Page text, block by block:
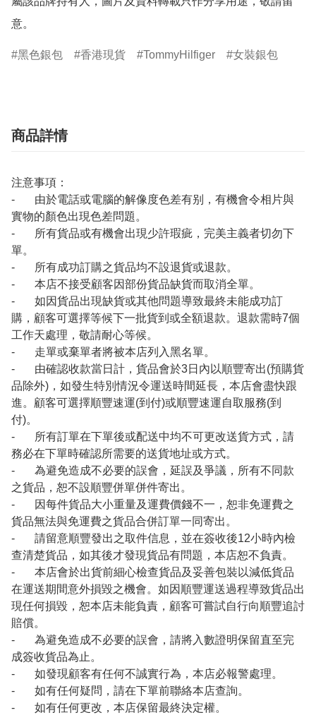
意。
黑色銀包 香港現貨 TommyHilfiger 女裝銀包
商品詳情
注意事項：
- 由於電話或電腦的解像度色差有别，有機會令相片與
實物的顏色出現色差問題。
- 所有貨品或有機會出現少許瑕疵，完美主義者切勿下
單。
- 所有成功訂購之貨品均不設退貨或退款。
- 本店不接受顧客因部份貨品缺貨而取消全單。
- 如因貨品出現缺貨或其他問題導致最終未能成功訂
購，顧客可選擇等候下一批貨到或全額退款。退款需時7個
工作天處理，敬請耐心等候。
- 走單或棄單者將被本店列入黑名單。
- 由確認收款當日計，貨品會於3日內以順豐寄出(預購貨
品除外)，如發生特別情況令運送時間延長，本店會盡快跟
進。顧客可選擇順豐速運(到付)或順豐速運自取服務(到
付)。
- 所有訂單在下單後或配送中均不可更改送貨方式，請
務必在下單時確認所需要的送貨地址或方式。
- 為避免造成不必要的誤會，延誤及爭議，所有不同款
之貨品，恕不設順豐併單併件寄出。
- 因每件貨品大小重量及運費價錢不一，恕非免運費之
貨品無法與免運費之貨品合併訂單一同寄出。
- 請留意順豐發出之取件信息，並在簽收後12小時內檢
查清楚貨品，如其後才發現貨品有問題，本店恕不負責。
- 本店會於出貨前細心檢查貨品及妥善包裝以減低貨品
在運送期間意外損毀之機會。如因順豐運送過程導致貨品出
現任何損毀，恕本店未能負責，顧客可嘗試自行向順豐追討
賠償。
- 為避免造成不必要的誤會，請將入數證明保留直至完
成簽收貨品為止。
- 如發現顧客有任何不誠實行為，本店必報警處理。
- 如有任何疑問，請在下單前聯絡本店查詢。
- 如有任何更改，本店保留最終決定權。